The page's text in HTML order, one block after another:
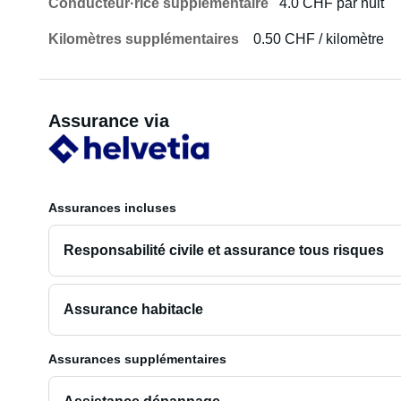
Conducteur·rice supplémentaire 4.0 CHF par nuit
Kilomètres supplémentaires 0.50 CHF / kilomètre
Assurance via
Assurances incluses
Responsabilité civile et assurance tous risques
Assurance habitacle
Assurances supplémentaires